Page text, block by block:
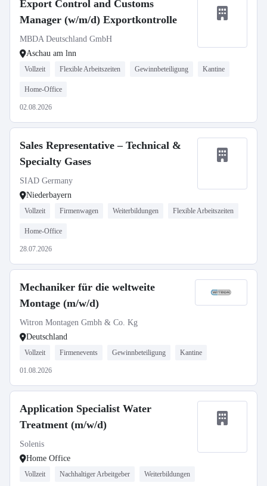
Export Control and Customs
Manager (w/m/d) Exportkontrolle
MBDA Deutschland GmbH
Aschau am lnn
Vollzeit Flexible Arbeitszeiten Gewinnbeteiligung Kantine
Home-Office
02.08.2026
Sales Representative – Technical &
Specialty Gases
SIAD Germany
Niederbayern
Vollzeit Firmenwagen Weiterbildungen Flexible Arbeitszeiten
Home-Office
28.07.2026
Mechaniker für die weltweite
Montage (m/w/d)
Witron Montagen Gmbh & Co. Kg
Deutschland
Vollzeit Firmenevents Gewinnbeteiligung Kantine
01.08.2026
Application Specialist Water
Treatment (m/w/d)
Solenis
Home Office
Vollzeit Nachhaltiger Arbeitgeber Weiterbildungen